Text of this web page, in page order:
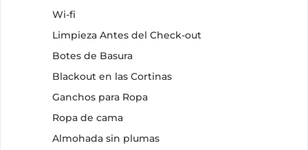
Wi-fi
Limpieza Antes del Check-out
Botes de Basura
Blackout en las Cortinas
Ganchos para Ropa
Ropa de cama
Almohada sin plumas